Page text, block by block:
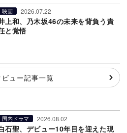
映画 2026.07.22
上和、乃木坂46の未来を背負う責
と覚悟
ビュー記事一覧
国内ドラマ 2026.08.02
石聖、デビュー10年目を迎えた現